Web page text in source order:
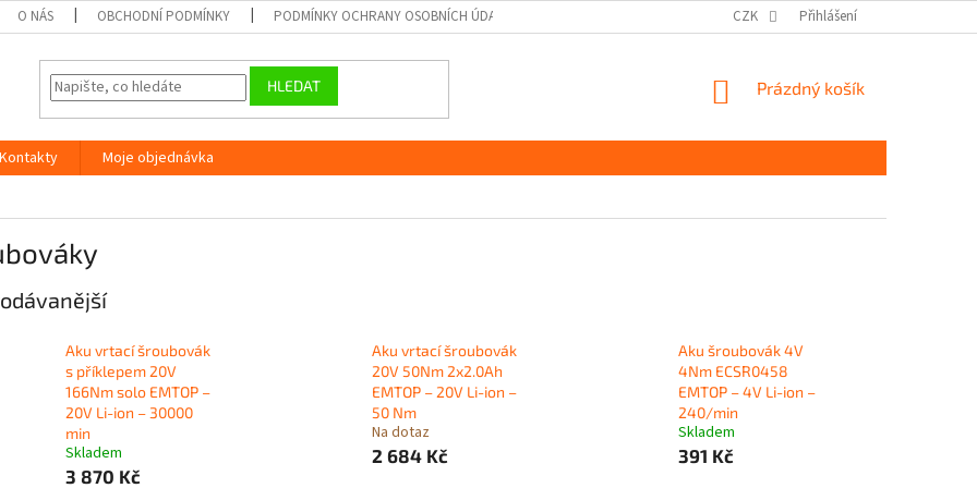
O NÁS OBCHODNÍ PODMÍNKY PODMÍNKY OCHRANY OSOBNÍCH ÚDAJŮ GDPR CZK Přihlášení
HLEDAT
NÁKUPNÍ
Prázdný košík
Kontakty
Moje objednávka
Aku vrtací šroubovák
s příklepem 20V
166Nm solo EMTOP –
20V Li-ion – 30000
min
Skladem
3 870 Kč
Aku vrtací šroubovák
20V 50Nm 2x2.0Ah
EMTOP – 20V Li-ion –
50 Nm
Na dotaz
2 684 Kč
Aku šroubovák 4V
4Nm ECSR0458
EMTOP – 4V Li-ion –
240/min
Skladem
391 Kč